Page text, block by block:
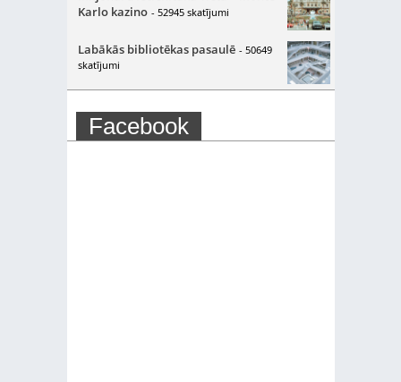
Karlo kazino - 52945 skatījumi
Labākās bibliotēkas pasaulē - 50649
skatījumi
Facebook